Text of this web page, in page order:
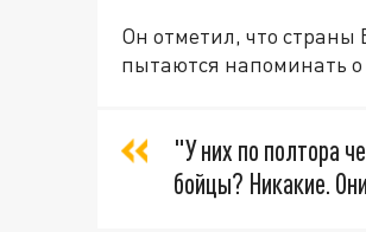
Он отметил, что
пытаются напоминать
"У них по полтора
бойцы? Никакие.